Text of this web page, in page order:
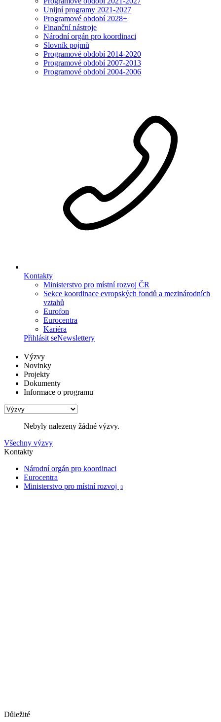
Unijní programy 2021-2027
Programové období 2028+
Finanční nástroje
Národní orgán pro koordinaci
Slovník pojmů
Programové období 2014-2020
Programové období 2007-2013
Programové období 2004-2006
Kontakty
Ministerstvo pro místní rozvoj ČR
Sekce koordinace evropských fondů a mezinárodních
vztahů
Eurofon
Eurocentra
Kariéra
Přihlásit seNewslettery
Výzvy
Novinky
Projekty
Dokumenty
Informace o programu
Nebyly nalezeny žádné výzvy.
Všechny výzvy
Kontakty
Národní orgán pro koordinaci
Eurocentra
Ministerstvo pro místní rozvoj

Důležité